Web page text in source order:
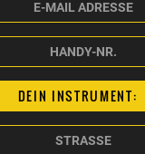
DEIN INSTRUMENT: